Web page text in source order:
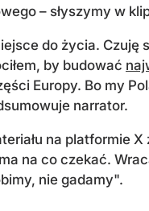
– słyszymy w
do życia. Czuję
by budować
Europy. Bo my
narrator.
na platformie X
na co czekać.
nie gadamy".